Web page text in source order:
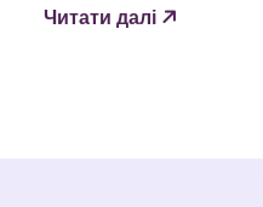
Читати далі